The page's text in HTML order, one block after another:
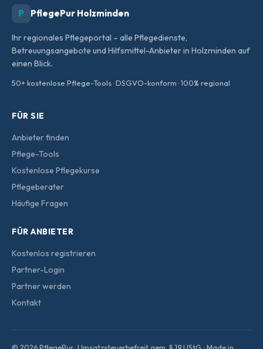
P PflegePur Holzminden
Ihr regionales Pflegeportal – alle Pflegedienste,
Betreuungsangebote und Hilfsmittel-Anbieter in Holzminden auf
einen Blick.
50+ kostenlose Pflege-Tools · DSGVO-konform · 100% regional
FÜR SIE
Anbieter finden
Pflege-Tools
Kostenlose Pflegekurse
Pflegeberater
Häufige Fragen
FÜR ANBIETER
Kostenlos registrieren
Partner-Login
Partner werden
Kontakt